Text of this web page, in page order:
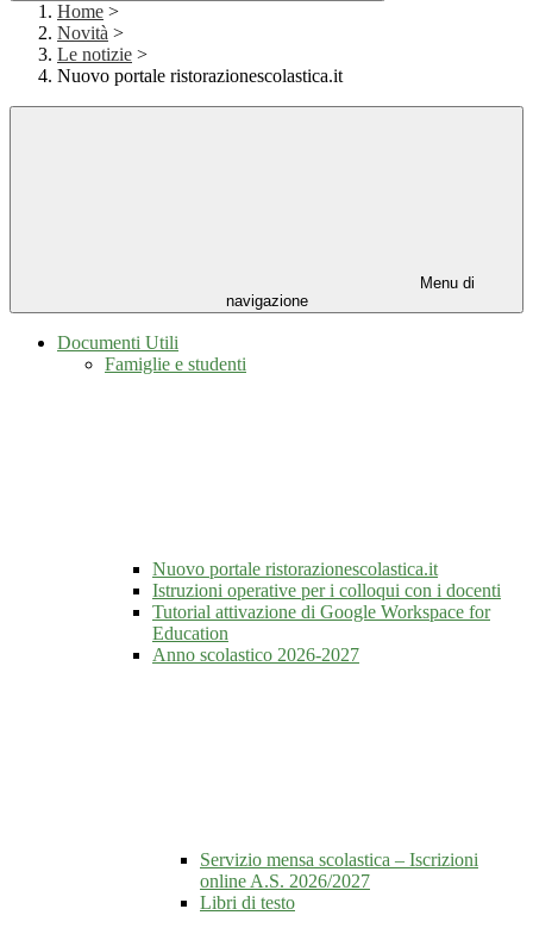
Home >
Novità >
Le notizie >
Nuovo portale ristorazionescolastica.it
Menu di
navigazione
Documenti Utili
Famiglie e studenti
Nuovo portale ristorazionescolastica.it
Istruzioni operative per i colloqui con i docenti
Tutorial attivazione di Google Workspace for
Education
Anno scolastico 2026-2027
Servizio mensa scolastica – Iscrizioni
online A.S. 2026/2027
Libri di testo